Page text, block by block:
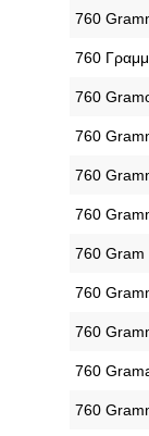
‎760
‎760
‎760
‎760
‎760
‎760
‎760 Gram
‎760
‎760
‎760
‎760